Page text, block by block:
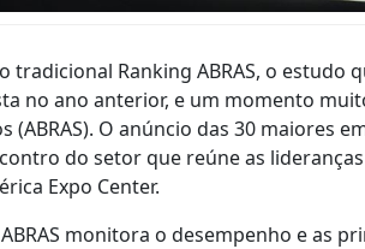
Ranking ABRAS, o estudo
no ano anterior, e um momento
(ABRAS). O anúncio das 30 maiores
do setor que reúne as
Expo Center.
monitora o desempenho e as